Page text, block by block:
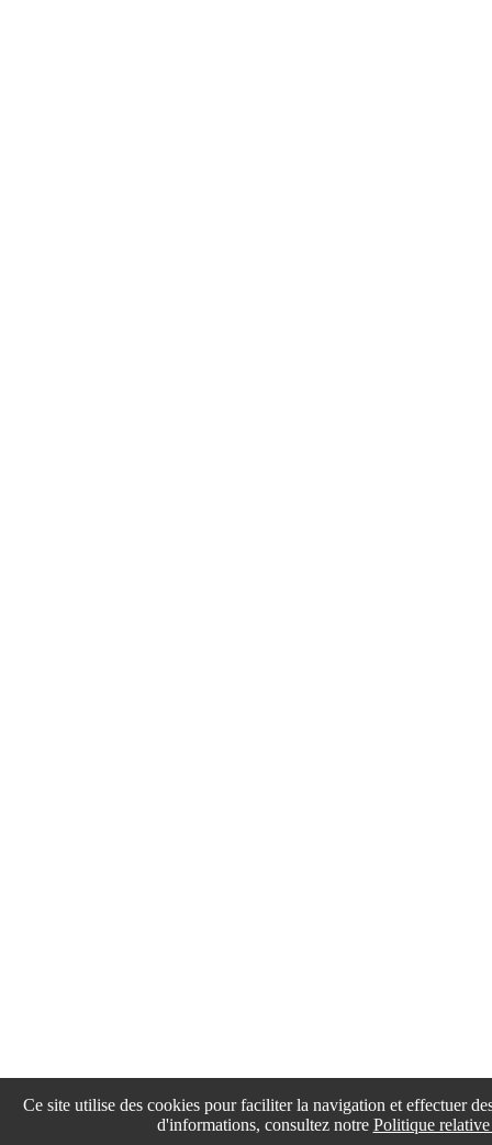
Ce site utilise des cookies pour faciliter la navigation et effectuer
d'informations, consultez notre Politique